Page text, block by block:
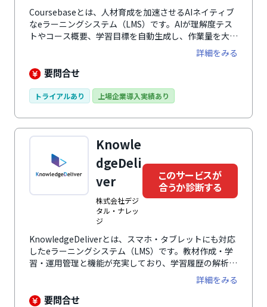
Coursebaseとは、人材育成を加速させるAIネイティブ
なeラーニングシステム（LMS）です。AIが理解度テス
トやコース概要、学習目標を自動生成し、作業量を大幅
に削減して学習管理を効率化します。直感的に誰でも使
える洗練されたデザインと、最新のテクノロジーを駆使
した抜群の操作性により、誰でも快適に利用できます。
すべて無制限で、16言語に対応。企業様のニーズを積
理環境を実現し、様々な業界・規模・ニーズを持つクラ
イアントに支持されています。
詳細をみる
要問合せ
トライアルあり 上場企業導入実績あり
Knowle
dgeDeli
ver
株式会社デジ
タル・ナレッ
ジ
このサービスが
合うか診断する
KnowledgeDeliverとは、スマホ・タブレットにも対応
したeラーニングシステム（LMS）です。教材作成・学
習・運用管理と機能が充実しており、学習履歴の解析も
可能です。大規模運用への実績や、柔軟なカスタマイズ
対応に加え、生成AIによる教材作成や、スキルを可視化
するデジタルバッジの活用をはじめ、不正防止策、
詳細をみる
要問合せ